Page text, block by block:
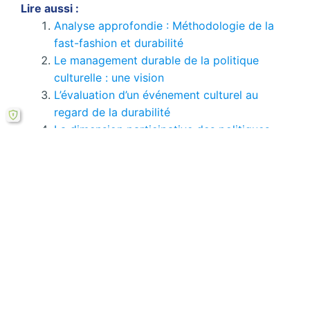
Lire aussi :
Analyse approfondie : Méthodologie de la
fast-fashion et durabilité
Le management durable de la politique
culturelle : une vision
L’évaluation d’un événement culturel au
regard de la durabilité
La dimension participative des politiques